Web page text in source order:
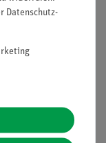
Service
& Schulungen
Daten­schutz­